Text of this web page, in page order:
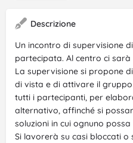
Descrizione
Un incontro di supervisione
partecipata. Al centro ci sarà
La supervisione si propone
di vista e di attivare il
tutti i partecipanti, per
alternativo, affinché si
soluzioni in cui ognuno
Si lavorerà su casi bloccati o